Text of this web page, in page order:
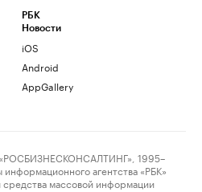
РБК
Новости
iOS
Android
AppGallery
1995–
агентства «РБК»
средства массовой информации